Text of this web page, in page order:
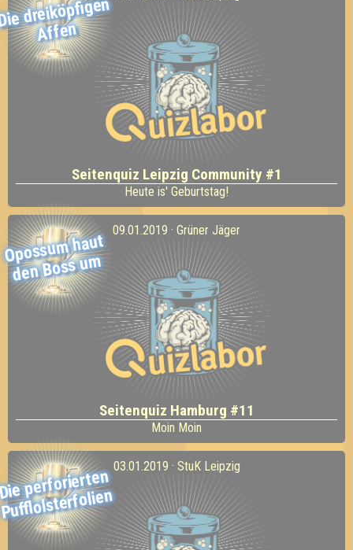
dreiköpfigen
Affen
Seitenquiz Leipzig Community #1
Heute is' Geburtstag!
Opossu
m haut
den Boss u
m
09.01.2019 · Grüner Jäger
Seitenquiz Hamburg #11
Moin Moin
perforierten
Pufflolsterfolien
03.01.2019 · StuK Leipzig